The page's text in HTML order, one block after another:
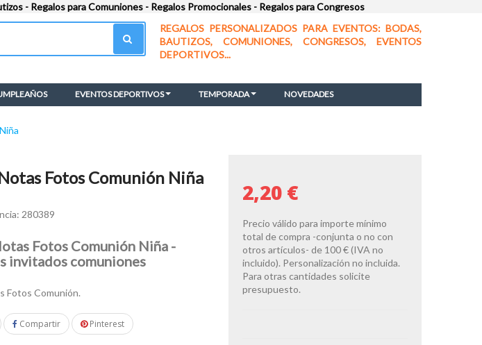
- Regalos para Comuniones - Regalos Promocionales - Regalos para Congresos
REGALOS PERSONALIZADOS PARA EVENTOS: BODAS,
BAUTIZOS, COMUNIONES, CONGRESOS, EVENTOS
DEPORTIVOS...
EVENTOS DEPORTIVOS TEMPORADA NOVEDADES
Fotos Comunión Niña
280389
Fotos Comunión Niña -
invitados comuniones
Fotos Comunión.
Compartir Pinterest
2,20 €
Precio válido para importe mínimo
total de compra -conjunta o no con
otros artículos- de 100 € (IVA no
incluido). Personalización no incluida.
Para otras cantidades solicite
presupuesto.